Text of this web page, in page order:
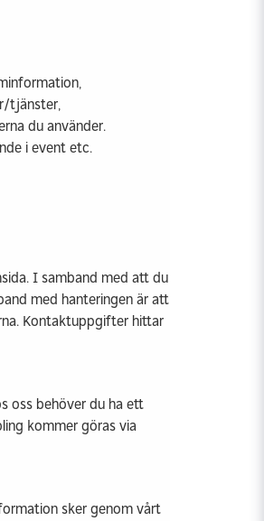
tjänster,
du använder.
i event etc.
I samband med att du
med hanteringen är att
Kontaktuppgifter hittar
oss behöver du ha ett
kommer göras via
sker genom vårt